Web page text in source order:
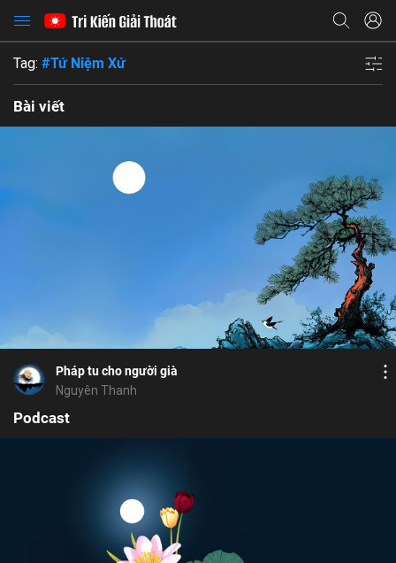
Tag: #Tứ Niệm Xứ
Bài viết
nội lực hôn trầm an lạc
6 6
Pháp tu cho người già
Nguyên Thanh
Bỏ chọn
Bình luận
Lưu
Podcast